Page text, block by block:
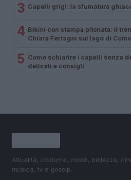
3 Capelli grigi: la sfumatura
4 Bikini con stampa pitonata: il
Chiara Ferragni sul lago di Como
5 Come schiarire i capelli senza
delicati e consigli
Attualità, costume, moda, bellezza,
musica, tv e gossip.